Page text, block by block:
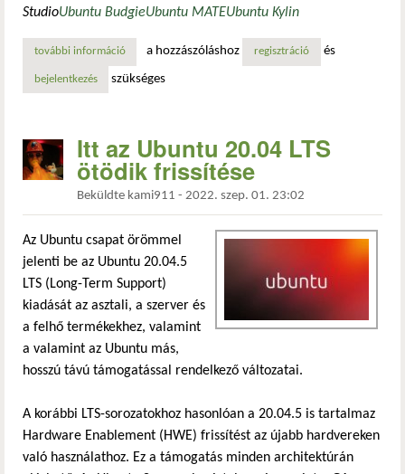
StudioUbuntu BudgieUbuntu MATEUbuntu Kylin
további információ5.19-es kernellel erősít az ubuntu 22.04 lts második
a hozzászóláshoz regisztráció és
bejelentkezés szükséges
Itt az Ubuntu 20.04 LTS
ötödik frissítése
Beküldte kami911 - 2022. szep. 01. 23:02
Az Ubuntu csapat örömmel
jelenti be az Ubuntu 20.04.5
LTS (Long-Term Support)
kiadását az asztali, a szerver és
a felhő termékekhez, valamint
a valamint az Ubuntu más,
hosszú távú támogatással rendelkező változatai.
A korábbi LTS-sorozatokhoz hasonlóan a 20.04.5 is tartalmaz
Hardware Enablement (HWE) frissítést az újabb hardvereken
való használathoz. Ez a támogatás minden architektúrán